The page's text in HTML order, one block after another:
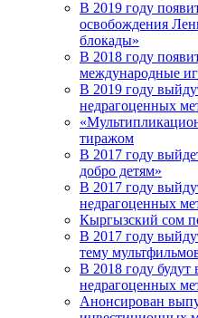
В 2019 году
освобождения
блокады»
В 2018 году
международные
В 2019 году
недрагоценных
тиражом
В 2017 году
добро детям»
В 2017 году
недрагоценных
Кыргызский сом
В 2017 году
тему
В 2018 году
недрагоценных
Анонсирован